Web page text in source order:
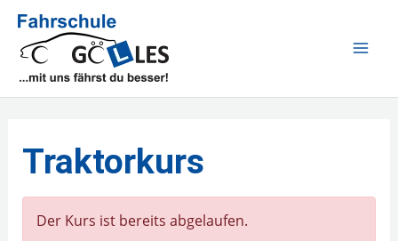
Zum
Inhalt
springen
Traktorkurs
Der Kurs ist bereits abgelaufen.